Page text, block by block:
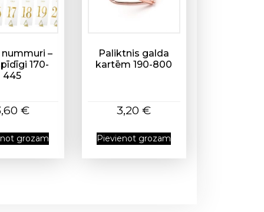
nummuri –
170-
445
€
grozam
Paliktnis galda
kartēm 190-800
3,20€
Pievienot grozam